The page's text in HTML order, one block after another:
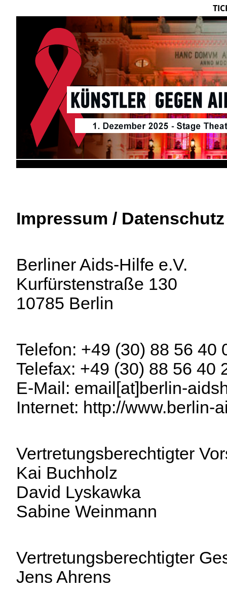
Künstler Gegen Aids
Impressum / Datenschutz
Berliner Aids-Hilfe e.V.
Kurfürstenstraße 130
10785 Berlin
Telefon: +49 (30) 88 56 40
Telefax: +49 (30) 88 56 40
E-Mail: email[at]berlin-
Internet: http://www.berlin-
Vertretungsberechtigter
Kai Buchholz
David Lyskawka
Sabine Weinmann
Vertretungsberechtigter
Jens Ahrens